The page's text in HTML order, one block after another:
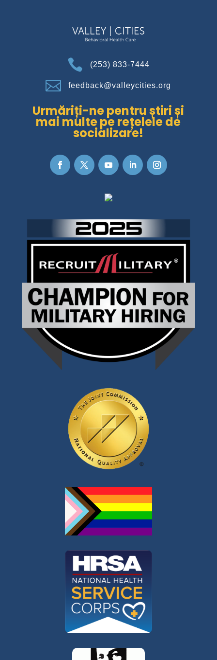
 (253) 833-7444
 feedback@valleycities.org
Urmăriți-ne pentru știri și
mai multe pe rețelele de
socializare!